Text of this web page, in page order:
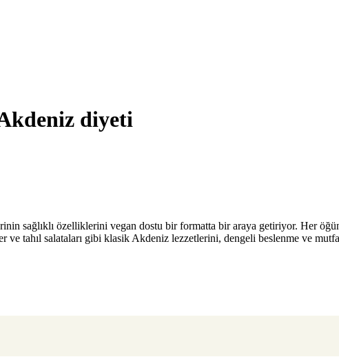
diyeti
sağlıklı özelliklerini vegan dostu bir formatta bir araya getiriyor. Her
ve tahıl salataları gibi klasik Akdeniz lezzetlerini, dengeli beslenme ve